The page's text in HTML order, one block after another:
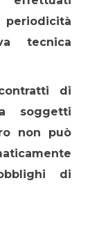
tecnica
di
soggetti
non può
di